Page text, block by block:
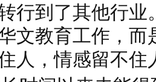
行到了其他行业
文教育工作，而
人，情感留不住